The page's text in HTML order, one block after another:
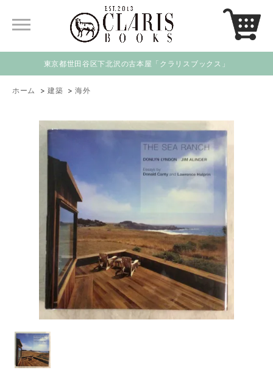
東京都世田谷区下北沢の古本屋「クラリスブックス」
ホーム > 建築 >海外